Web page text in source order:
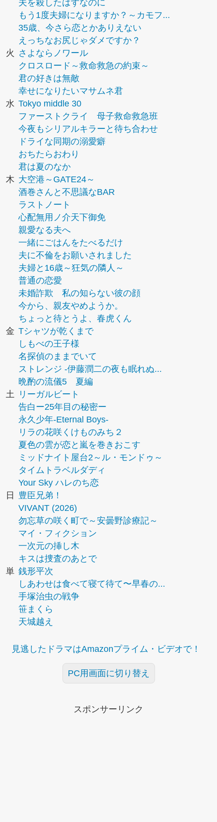
夫を殺したはずなのに
もう1度夫婦になりますか？～カモフ...
35歳、今さら恋とかありえない
えっちなお尻じゃダメですか？
火
さよならノワール
クロスロード～救命救急の約束～
君の好きは無敵
幸せになりたいマサムネ君
水 Tokyo middle 30
ファーストクライ 母子救命救急班
今夜もシリアルキラーと待ち合わせ
ドライな同期の溺愛癖
おちたらおわり
君は夏のなか
木 大空港～GATE24～
酒巻さんと不思議なBAR
ラストノート
心配無用ノ介天下御免
親愛なる夫へ
一緒にごはんをたべるだけ
夫に不倫をお願いされました
夫婦と16歳～狂気の隣人～
普通の恋愛
未婚詐欺 私の知らない彼の顔
今から、親友やめようか。
ちょっと待とうよ、春虎くん
金 Tシャツが乾くまで
しもべの王子様
名探偵のままでいて
ストレンジ -伊藤潤二の夜も眠れぬ...
晩酌の流儀5 夏編
土
リーガルビート
告白ー25年目の秘密ー
永久少年-Eternal Boys-
リラの花咲くけものみち２
夏色の雲が恋と嵐を巻きおこす
ミッドナイト屋台2～ル・モンドゥ～
タイムトラベルダディ
Your Sky ハレのち恋
日
豊臣兄弟！
VIVANT (2026)
勿忘草の咲く町で～安曇野診療記～
マイ・フィクション
一次元の挿し木
キスは捜査のあとで
単 銭形平次
しあわせは食べて寝て待て〜早春の...
手塚治虫の戦争
笹まくら
天城越え
見逃したドラマはAmazonプライム・ビデオで！
PC用画面に切り替え
スポンサーリンク